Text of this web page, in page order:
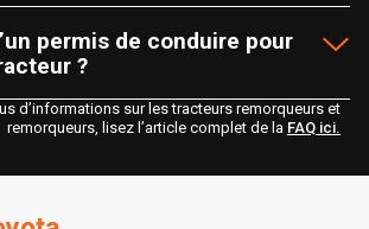
permis de conduire pour
?
d’informations sur les tracteurs remorqueurs et
remorqueurs, lisez l’article complet de la FAQ ici.